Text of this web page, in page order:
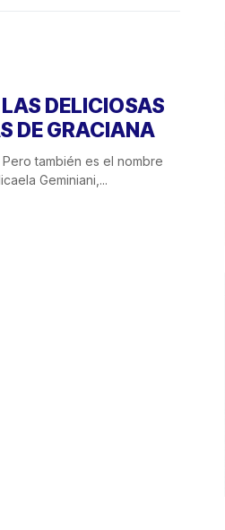
DELICIOSAS
DE GRACIANA
también es el nombre
Geminiani,...